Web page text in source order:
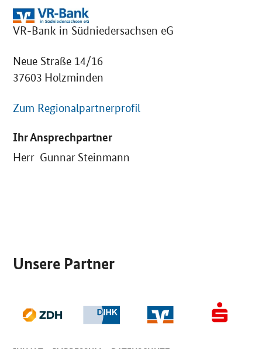
VR-Bank in Südniedersachsen eG
Neue Straße 14/16
37603 Holzminden
Zum Regionalpartnerprofil
Ihr Ansprechpartner
Herr Gunnar Steinmann
Unsere Partner